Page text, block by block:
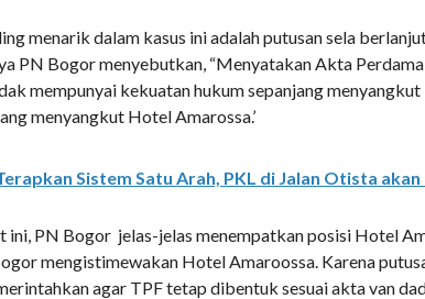
menarik dalam kasus ini adalah putusan sela
PN Bogor menyebutkan, “Menyatakan Akta
mempunyai kekuatan hukum sepanjang
menyangkut Hotel Amarossa.’
Sistem Satu Arah, PKL di Jalan Otista
ini, PN Bogor jelas-jelas menempatkan posisi Hotel
mengistimewakan Hotel Amaroossa. Karena
agar TPF tetap dibentuk sesuai akta van